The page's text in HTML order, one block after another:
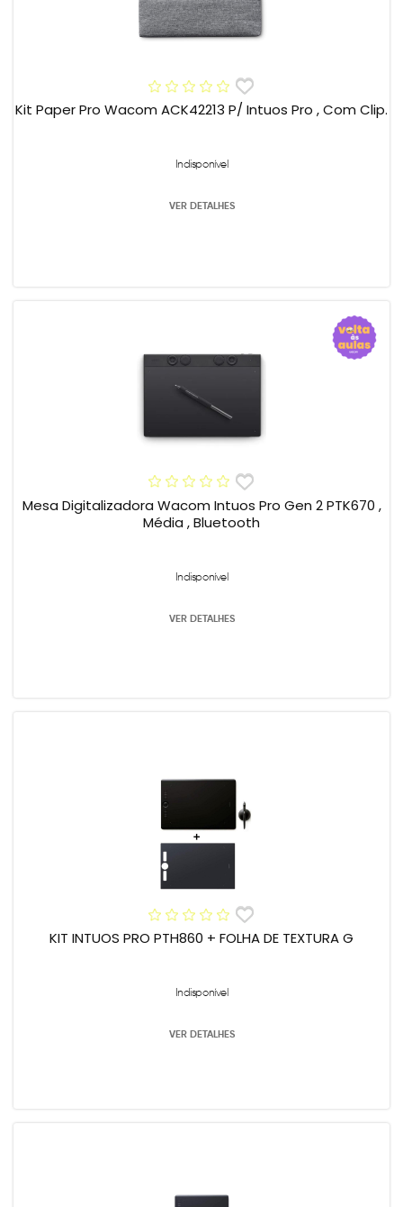
Kit Paper Pro Wacom ACK42213 P/ Intuos Pro , Com Clip.
Indisponível
VER DETALHES
Mesa Digitalizadora Wacom Intuos Pro Gen 2 PTK670 ,
Média , Bluetooth
Indisponível
VER DETALHES
KIT INTUOS PRO PTH860 + FOLHA DE TEXTURA G
Indisponível
VER DETALHES